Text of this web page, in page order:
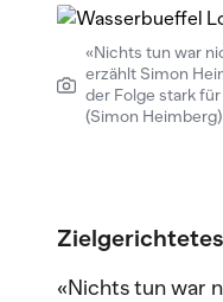
«Nichts tun war
erzählt Simon
der Folge stark
(Simon Heimberg)
«Nichts tun war